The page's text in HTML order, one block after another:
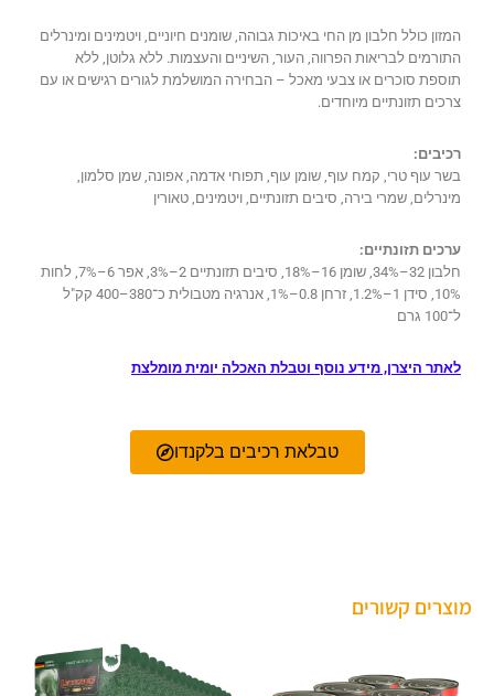
המזון כולל חלבון מן החי באיכות גבוהה, שומנים חיוניים, ויטמינים ומינרלים
התורמים לבריאות הפרווה, העור, השיניים והעצמות. ללא גלוטן, ללא
תוספת סוכרים או צבעי מאכל – הבחירה המושלמת לגורים רגישים או עם
צרכים תזונתיים מיוחדים.
רכיבים:
בשר עוף טרי, קמח עוף, שומן עוף, תפוחי אדמה, אפונה, שמן סלמון,
מינרלים, שמרי בירה, סיבים תזונתיים, ויטמינים, טאורין
ערכים תזונתיים:
חלבון 32–34%, שומן 16–18%, סיבים תזונתיים 2–3%, אפר 6–7%, לחות
10%, סידן 1–1.2%, זרחן 0.8–1%, אנרגיה מטבולית כ־380–400 קק"ל
ל־100 גרם
לאתר היצרן, מידע נוסף וטבלת האכלה יומית מומלצת
טבלאת רכיבים בלקנדו
מוצרים קשורים
עדיש